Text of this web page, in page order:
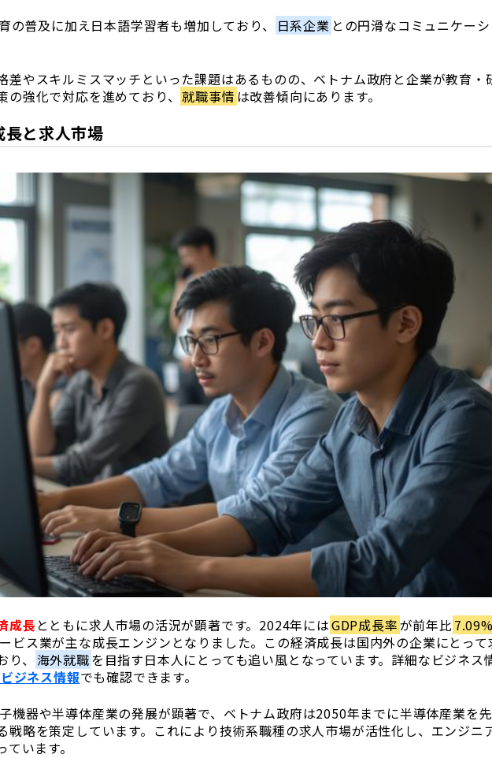
の普及に加え日本語学習者も増加しており、 日系企業 との円滑なコミュニケーシ
差やスキルミスマッチといった課題はあるものの、ベトナム政府と企業が教育・
強化で対応を進めており、 就職事情 は改善傾向にあります。
長と求人市場
成長 とともに求人市場の活況が顕著です。2024年にはGDP成長率が前年比 7.09%
ビス業が主な成長エンジンとなりました。この経済成長は国内外の企業にとって
、 海外就職を目指す日本人にとっても追い風となっています。詳細なビジネス
ジネス情報でも確認できます。
機器や半導体産業の発展が顕著で、ベトナム政府は2050年までに半導体産業を
戦略を策定しています。これにより技術系職種の求人市場が活性化し、エンジニ
います。